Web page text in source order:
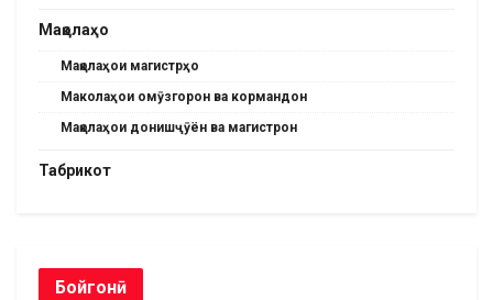
Мақолаҳо
Мақолаҳои магистрҳо
Маколаҳои омӯзгорон ва кормандон
Мақолаҳои донишҷӯён ва магистрон
Табрикот
Бойгонӣ